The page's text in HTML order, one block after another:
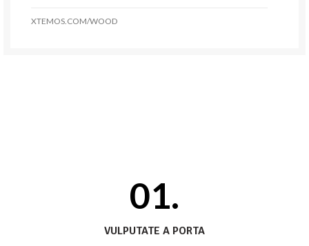
XTEMOS.COM/WOOD
01.
VULPUTATE A PORTA